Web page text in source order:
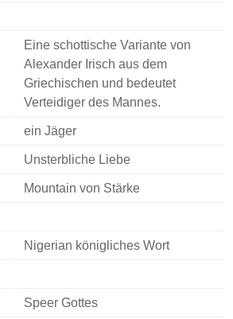
Eine schottische Variante von
Alexander Irisch aus dem
Griechischen und bedeutet
Verteidiger des Mannes.
ein Jäger
Unsterbliche Liebe
Mountain von Stärke
Nigerian königliches Wort
Speer Gottes